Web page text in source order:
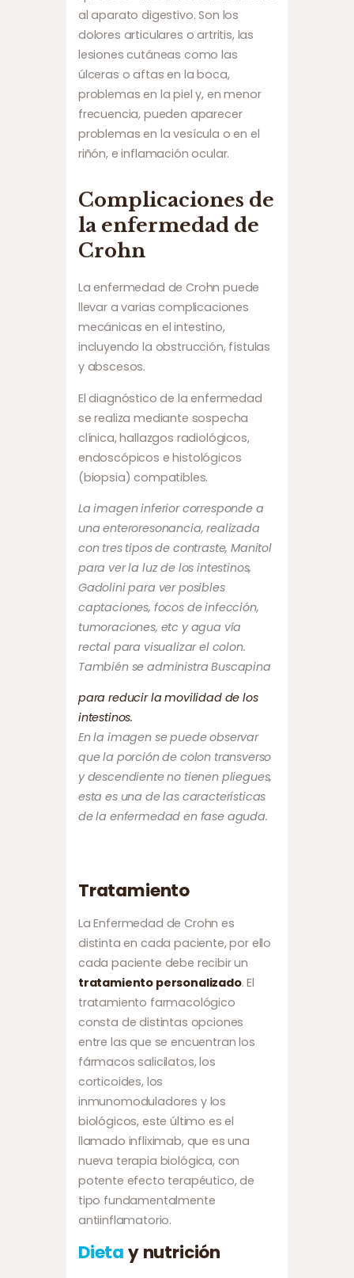
al aparato digestivo. Son los
dolores articulares o artritis, las
lesiones cutáneas como las
úlceras o aftas en la boca,
problemas en la piel y, en menor
frecuencia, pueden aparecer
problemas en la vesícula o en el
riñón, e inflamación ocular.
Complicaciones de
la enfermedad de
Crohn
La enfermedad de Crohn puede
llevar a varias complicaciones
mecánicas en el intestino,
incluyendo la obstrucción, fístulas
y abscesos.
El diagnóstico de la enfermedad
se realiza mediante sospecha
clínica, hallazgos radiológicos,
endoscópicos e histológicos
(biopsia) compatibles.
La imagen inferior corresponde a
una enteroresonancia, realizada
con tres tipos de contraste, Manitol
para ver la luz de los intestinos,
Gadolini para ver posibles
captaciones, focos de infección,
tumoraciones, etc y agua vía
rectal para visualizar el colon.
También se administra Buscapina
para reducir la movilidad de los
intestinos.
En la imagen se puede observar
que la porción de colon transverso
y descendiente no tienen pliegues,
esta es una de las características
de la enfermedad en fase aguda.
Tratamiento
La Enfermedad de Crohn es
distinta en cada paciente, por ello
cada paciente debe recibir un
tratamiento personalizado. El
tratamiento farmacológico
consta de distintas opciones
entre las que se encuentran los
fármacos salicilatos, los
corticoides, los
inmunomoduladores y los
biológicos, este último es el
llamado infliximab, que es una
nueva terapia biológica, con
potente efecto terapéutico, de
tipo fundamentalmente
antiinflamatorio.
Dietay nutrición